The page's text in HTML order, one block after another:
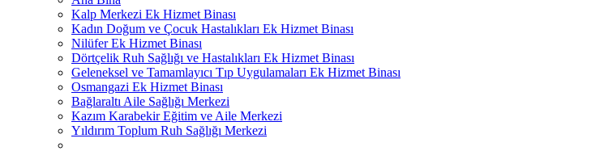
Kalp Merkezi Ek Hizmet Binası
Kadın Doğum ve Çocuk Hastalıkları Ek Hizmet Binası
Nilüfer Ek Hizmet Binası
Dörtçelik Ruh Sağlığı ve Hastalıkları Ek Hizmet Binası
Geleneksel ve Tamamlayıcı Tıp Uygulamaları Ek Hizmet Binası
Osmangazi Ek Hizmet Binası
Bağlaraltı Aile Sağlığı Merkezi
Kazım Karabekir Eğitim ve Aile Merkezi
Yıldırım Toplum Ruh Sağlığı Merkezi